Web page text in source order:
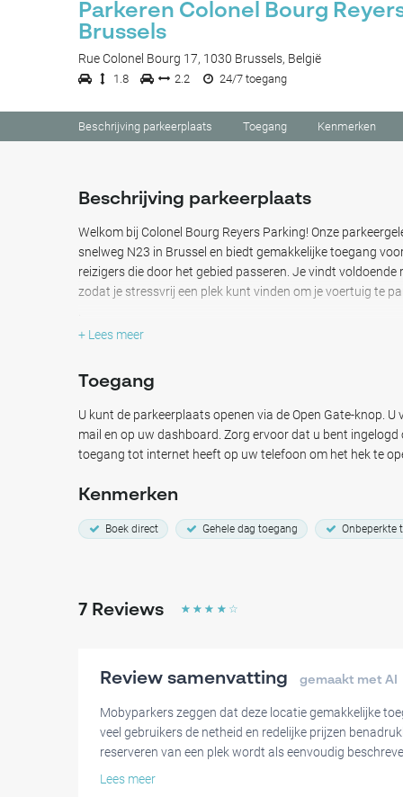
Parkeren Colonel Bourg
Brussels
Rue Colonel Bourg 17, 1030 Brussels, België
1.8 2.2 24/7 toegang
Beschrijving parkeerplaats Toegang Kenmerken
Beschrijving parkeerplaats
Welkom bij Colonel Bourg Reyers Parking! Onze
snelweg N23 in Brussel en biedt gemakkelijke toegang
reizigers die door het gebied passeren. Je vindt
zodat je stressvrij een plek kunt vinden om je voertuig te
Vanaf deze parkeerlocatie in Schaerbeek, vlakbij het
Of je nu een lokale bewoner bent die behoefte heeft aan
reiziger die een handige stop zoekt langs snelweg N23,
perfecte keuze.
Parkeer bij ons en geniet van het gemak van parkeren bij
+ Lees meer
Toegang
U kunt de parkeerplaats openen via de Open Gate-knop.
mail en op uw dashboard. Zorg ervoor dat u bent
toegang tot internet heeft op uw telefoon om het hek te
Kenmerken
Boek direct Gehele dag toegang Onbeperkte
7 Reviews ☆ ☆ ☆ ☆ ☆
Review samenvatting gemaakt met AI
Mobyparkers zeggen dat deze locatie gemakkelijke
veel gebruikers de netheid en redelijke prijzen
reserveren van een plek wordt als eenvoudig
mailinstructies voor het openen van de poorten.
Lees meer